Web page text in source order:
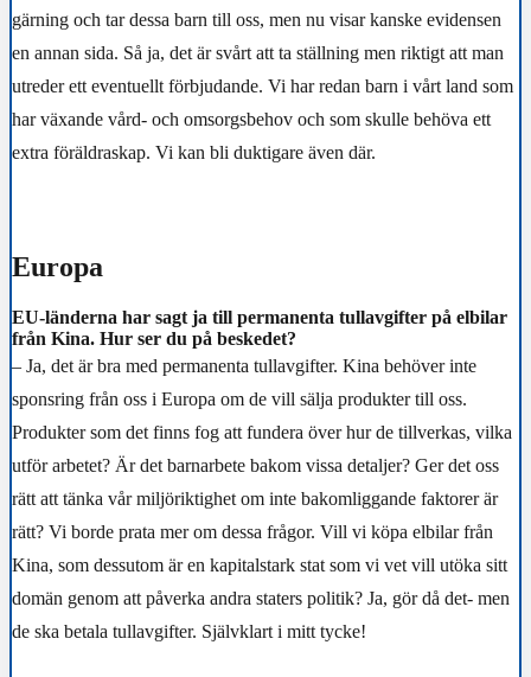
gärning och tar dessa barn till oss, men nu visar kanske evidensen
en annan sida. Så ja, det är svårt att ta ställning men riktigt att man
utreder ett eventuellt förbjudande. Vi har redan barn i vårt land som
har växande vård- och omsorgsbehov och som skulle behöva ett
extra föräldraskap. Vi kan bli duktigare även där.
Europa
EU-länderna har sagt ja till permanenta tullavgifter på elbilar
från Kina. Hur ser du på beskedet?
– Ja, det är bra med permanenta tullavgifter. Kina behöver inte
sponsring från oss i Europa om de vill sälja produkter till oss.
Produkter som det finns fog att fundera över hur de tillverkas, vilka
utför arbetet? Är det barnarbete bakom vissa detaljer? Ger det oss
rätt att tänka vår miljöriktighet om inte bakomliggande faktorer är
rätt? Vi borde prata mer om dessa frågor. Vill vi köpa elbilar från
Kina, som dessutom är en kapitalstark stat som vi vet vill utöka sitt
domän genom att påverka andra staters politik? Ja, gör då det- men
de ska betala tullavgifter. Självklart i mitt tycke!